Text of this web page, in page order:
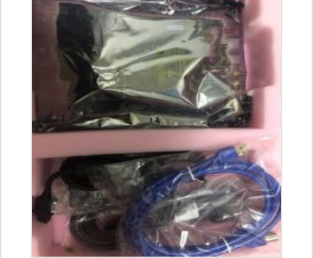
diodes/美台，rohm/罗姆，infineon/英
飞凌等世界知名品牌，